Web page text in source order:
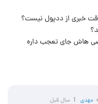
هاش جای تعجب داره
مهدی 1 سال قبل